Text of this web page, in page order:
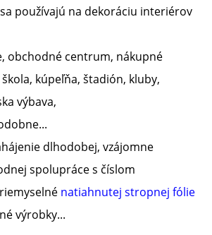
používajú na dekoráciu interiérov
obchodné centrum, nákupné
kúpeľňa, štadión, kluby,
výbava,
dlhodobej, vzájomne
spolupráce s číslom
natiahnutej stropnej fólie
výrobky...